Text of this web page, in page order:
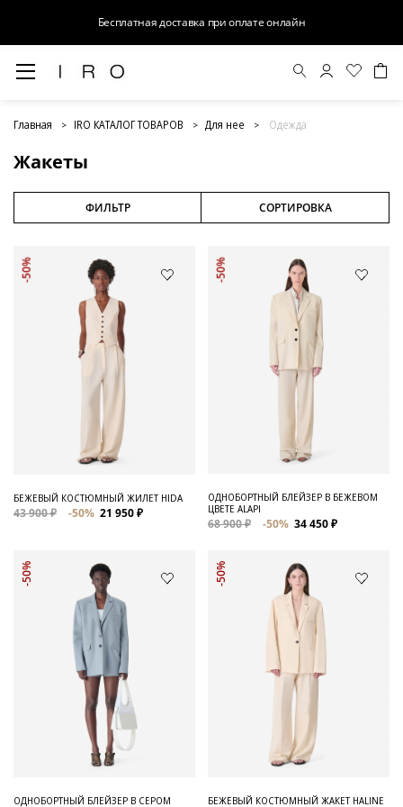
Бесплатная доставка при оплате онлайн
Главная IRO КАТАЛОГ ТОВАРОВ Для нее Одежда
Жакеты
ФИЛЬТР СОРТИРОВКА
-50%
БЕЖЕВЫЙ КОСТЮМНЫЙ ЖИЛЕТ HIDA
43 900 ₽ -50% 21 950 ₽
-50%
ОДНОБОРТНЫЙ БЛЕЙЗЕР В БЕЖЕВОМ
ЦВЕТЕ ALAPI
68 900 ₽ -50% 34 450 ₽
-50%
ОДНОБОРТНЫЙ БЛЕЙЗЕР В СЕРОМ
-50%
БЕЖЕВЫЙ КОСТЮМНЫЙ ЖАКЕТ HALINE